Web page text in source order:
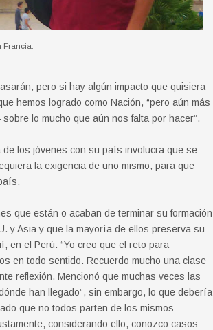
Francia.
pero si hay algún impacto que quisiera
hemos logrado como Nación, “pero aún más
lo mucho que aún nos falta por hacer”.
los jóvenes con su país involucra que se
la exigencia de uno mismo, para que
que están o acaban de terminar su formación
y Asia y que la mayoría de ellos preserva su
en el Perú. “Yo creo que el reto para
en todo sentido. Recuerdo mucho una clase
reflexión. Mencionó que muchas veces las
han llegado”, sin embargo, lo que debería
que no todos parten de los mismos
considerando ello, conozco casos